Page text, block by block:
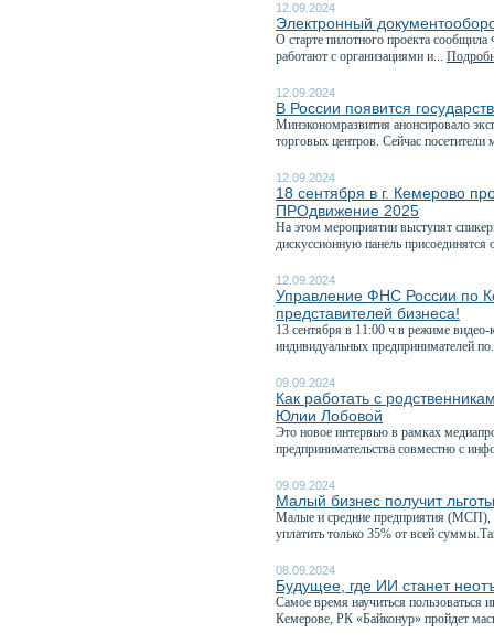
12.09.2024
Электронный
О старте пилотного проекта
работают с организациями и...
12.09.2024
В России появится
Минэкономразвития анонсировало
торговых центров. Сейчас посетители
12.09.2024
18 сентября в г. Кемерово
ПРОдвижение 2025
На этом мероприятии выступят
дискуссионную панель присоединятся
12.09.2024
Управление ФНС России по
представителей бизнеса!
13 сентября в 11:00 ч в режиме
индивидуальных предпринимателей
09.09.2024
Как работать с
Юлии Лобовой
Это новое интервью в рамках
предпринимательства совместно с
09.09.2024
Малый бизнес получит
Малые и средние предприятия (МСП),
уплатить только 35% от всей
08.09.2024
Будущее, где ИИ станет
Самое время научиться пользоваться
Кемерове, РК «Байконур» пройдет